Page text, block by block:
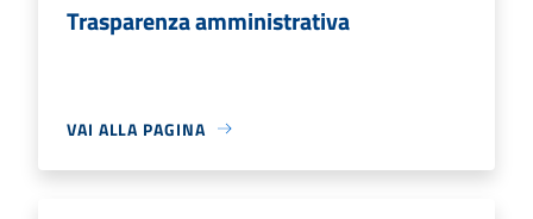
Trasparenza amministrativa
VAI ALLA PAGINA